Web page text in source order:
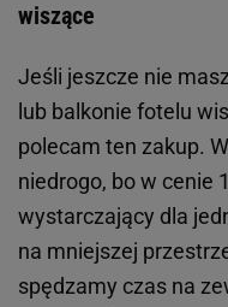
wiszące
Jeśli jeszcze nie
lub balkonie fotelu
polecam ten zakup.
niedrogo, bo w cenie
wystarczający dla
na mniejszej
spędzamy czas na